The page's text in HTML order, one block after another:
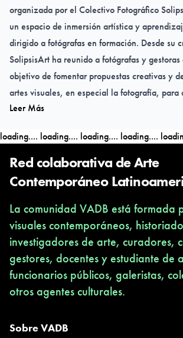
organizada por el Colectivo Fotográfico
un espacio de inmersión artística y
dirigido a fotógrafas en formación. Desde su
SolipsisArt ha reunido a fotógrafas y
objetivo de fomentar propuestas creativas y
artes visuales, en especial la fotografía, para
accesibles a la ciudadanía. El colectivo busca
problemáticas contemporáneas y las
creando espacios que promuevan una
medio de expresión, diálogo y construcción
inclusiva y diversa.
La Residencia Fotográfica 'Dolores Cacuango'
estos esfuerzos, centrada en la creación de un
fotográfico profundamente vinculado con el
sus tradiciones y las experiencias vividas por
En la edición de 2024, se documentará la
mujeres de la comunidad en las tradiciones
preservación de la memoria colectiva. A
Leer Más
loading.... loading.... loading.... loading....
Red colaborativa de Arte
Contemporáneo
La comunidad VADB está formada
visuales contemporáneos,
investigadores de arte, curadores,
gestores, docentes y estudiante de
funcionarios públicos, galeristas,
otros agentes culturales.
Sobre VADB